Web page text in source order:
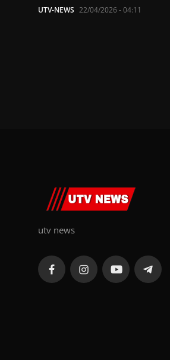
UTV-NEWS 22/04/2026 - 04:11
utv news